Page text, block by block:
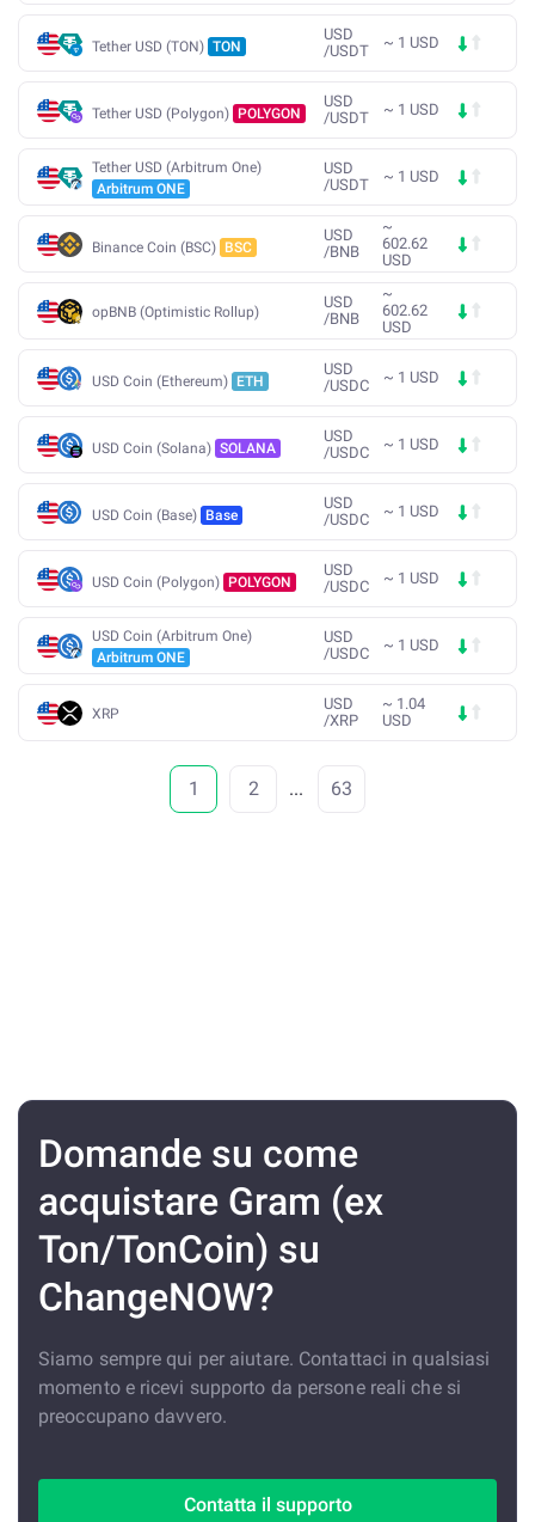
Tether USD (TON) TON
USD
/USDT ~ 1 USD
Tether USD (Polygon) POLYGON
USD
/USDT ~ 1 USD
Tether USD (Arbitrum One)
Arbitrum ONE
USD
/USDT ~ 1 USD
Binance Coin (BSC) BSC
USD
/BNB
~
602.62
USD
opBNB (Optimistic Rollup)
USD
/BNB
~
602.62
USD
USD Coin (Ethereum) ETH
USD
/USDC ~ 1 USD
USD Coin (Solana) SOLANA
USD
/USDC ~ 1 USD
USD Coin (Base) Base
USD
/USDC ~ 1 USD
USD Coin (Polygon) POLYGON
USD
/USDC ~ 1 USD
USD Coin (Arbitrum One)
Arbitrum ONE
USD
/USDC ~ 1 USD
XRP
USD
/XRP
~ 1.04
USD
1 2 ... 63
Domande su come
acquistare Gram (ex
Ton/TonCoin) su
ChangeNOW?
Siamo sempre qui per aiutare. Contattaci in qualsiasi
momento e ricevi supporto da persone reali che si
preoccupano davvero.
Contatta il supporto